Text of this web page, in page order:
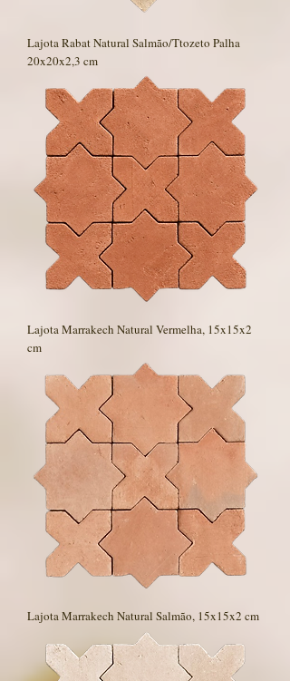
Lajota Rabat Natural Salmão/Ttozeto Palha
20x20x2,3 cm
Lajota Marrakech Natural Vermelha, 15x15x2
cm
Lajota Marrakech Natural Salmão, 15x15x2 cm